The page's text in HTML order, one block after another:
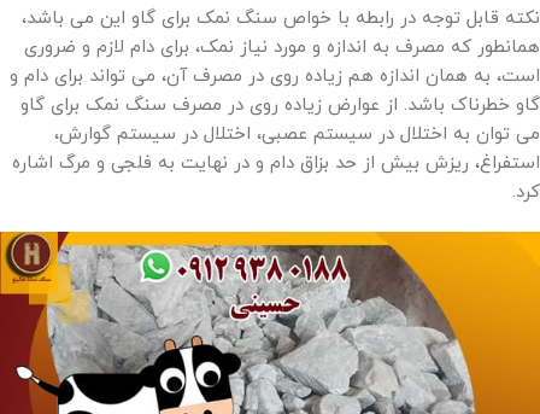
نکته قابل توجه در رابطه با خواص سنگ نمک برای گاو این می باشد،
همانطور که مصرف به اندازه و مورد نیاز نمک، برای دام لازم و ضروری
است، به همان اندازه هم زیاده روی در مصرف آن، می تواند برای دام و
گاو خطرناک باشد. از عوارض زیاده روی در مصرف سنگ نمک برای گاو
می توان به اختلال در سیستم عصبی، اختلال در سیستم گوارش،
استفراغ، ریزش بیش از حد بزاق دام و در نهایت به فلجی و مرگ اشاره
کرد.